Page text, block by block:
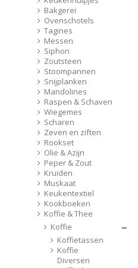
Bakgerei
Ovenschotels
Tagines
Messen
Siphon
Zoutsteen
Stoompannen
Snijplanken
Mandolines
Raspen & Schaven
Wiegemes
Scharen
Zeven en ziften
Rookset
Olie & Azijn
Peper & Zout
Kruiden
Muskaat
Keukentextiel
Kookboeken
Koffie & Thee
Koffie
Koffietassen
Koffie
Diversen